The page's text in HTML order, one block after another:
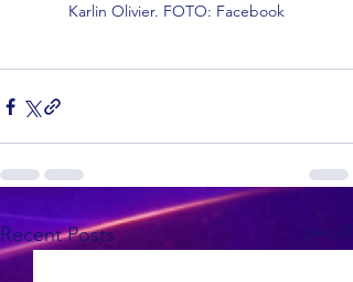
Karlin Olivier. FOTO: Facebook
Recent Posts See All